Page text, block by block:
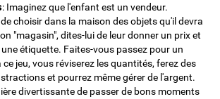
: Imaginez que l'enfant est un vendeur.
choisir dans la maison des objets qu'il devra
"magasin", dites-lui de leur donner un prix et
étiquette. Faites-vous passez pour un
ce jeu, vous réviserez les quantités, ferez des
et pourrez même gérer de l'argent.
divertissante de passer de bons moments